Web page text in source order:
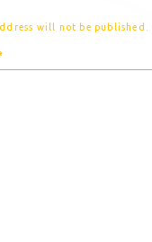
will not be published.